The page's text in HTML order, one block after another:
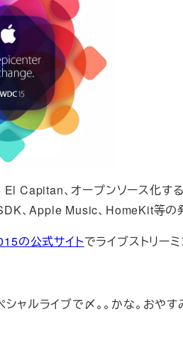
Capitan、オープンソース化す
、Apple Music、HomeKit等の
の公式サイトでライブストリー
ャルライブで〆。。かな。おやす